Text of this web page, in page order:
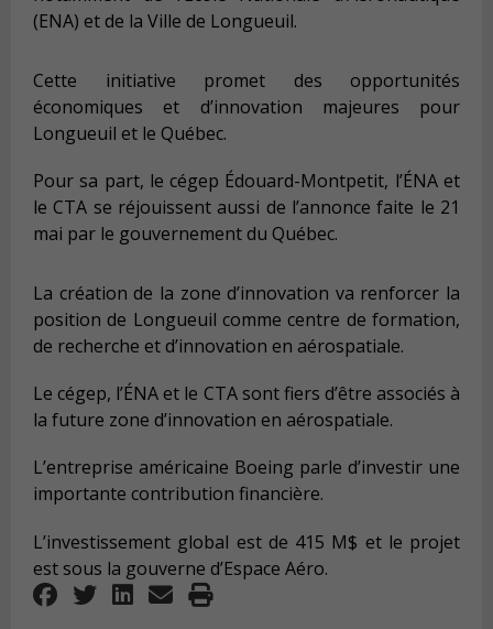
(ENA) et de la Ville de Longueuil.
Cette initiative promet des opportunités
économiques et d’innovation majeures pour
Longueuil et le Québec.
Pour sa part, le cégep Édouard-Montpetit, l’ÉNA et
le CTA se réjouissent aussi de l’annonce faite le 21
mai par le gouvernement du Québec.
La création de la zone d’innovation va renforcer la
position de Longueuil comme centre de formation,
de recherche et d’innovation en aérospatiale.
Le cégep, l’ÉNA et le CTA sont fiers d’être associés à
la future zone d’innovation en aérospatiale.
L’entreprise américaine Boeing parle d’investir une
importante contribution financière.
L’investissement global est de 415 M$ et le projet
est sous la gouverne d’Espace Aéro.